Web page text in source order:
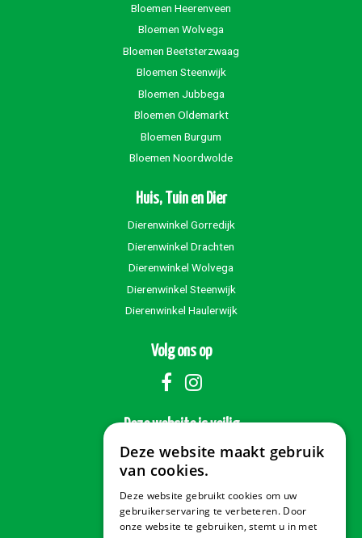
Bloemen Heerenveen
Bloemen Wolvega
Bloemen Beetsterzwaag
Bloemen Steenwijk
Bloemen Jubbega
Bloemen Oldemarkt
Bloemen Burgum
Bloemen Noordwolde
Huis, Tuin en Dier
Dierenwinkel Gorredijk
Dierenwinkel Drachten
Dierenwinkel Wolvega
Dierenwinkel Steenwijk
Dierenwinkel Haulerwijk
Volg ons op
Deze website is veilig
Veilig betalen
Deze website maakt gebruik
van cookies.
Deze website gebruikt cookies om uw
gebruikerservaring te verbeteren. Door
onze website te gebruiken, stemt u in met